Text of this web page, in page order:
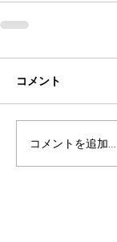
コメント
コメントを追加…